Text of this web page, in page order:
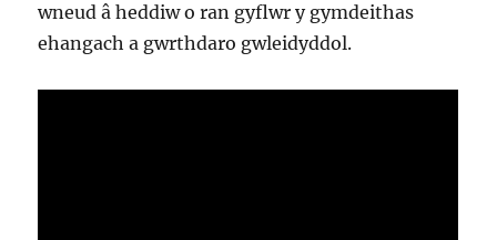
wneud â heddiw o ran gyflwr y gymdeithas
ehangach a gwrthdaro gwleidyddol.